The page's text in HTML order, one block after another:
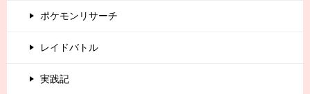
ポケモンリサーチ
レイドバトル
実践記